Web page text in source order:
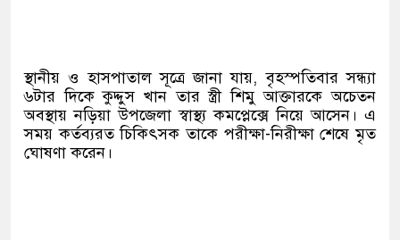
স্থানীয় ও হাসপাতাল সূত্রে জানা যায়, বৃহস্পতিবার সন্ধ্যা
৬টার দিকে কুদ্দুস খান তার স্ত্রী শিমু আক্তারকে অচেতন
অবস্থায় নড়িয়া উপজেলা স্বাস্থ্য কমপ্লেক্সে নিয়ে আসেন। এ
সময় কর্তব্যরত চিকিৎসক তাকে পরীক্ষা-নিরীক্ষা শেষে মৃত
ঘোষণা করেন।